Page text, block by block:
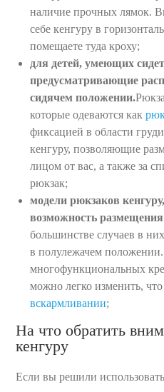
наличие прочных лямок.
себе кенгуру в
помещаете туда кроху;
для детей, умеющих
предусматривающие
сидячем положении.
которые одеваются как
фиксацией в области
кенгуру, позволяющие
лицом от вас, а также за
рюкзак;
модели рюкзаков
возможность размещения
большинстве случаев в
в полулежачем
многофункциональных
можно легко изменить,
вскармливании;
На что обратить
кенгуру
Если вы решили